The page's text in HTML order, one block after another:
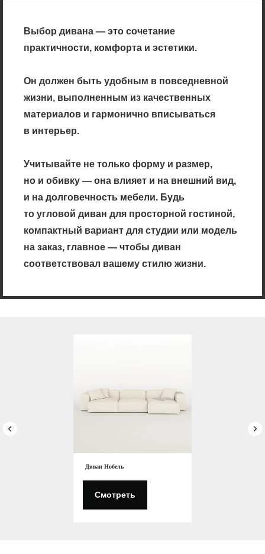
Выбор дивана — это сочетание
практичности, комфорта и эстетики.
Он должен быть удобным в повседневной
жизни, выполненным из качественных
материалов и гармонично вписываться
в интерьер.
Учитывайте не только форму и размер,
но и обивку — она влияет и на внешний вид,
и на долговечность мебели. Будь
то угловой диван для просторной гостиной,
компактный вариант для студии или модель
на заказ, главное — чтобы диван
соответствовал вашему стилю жизни.
Диван Нобель
Смотреть